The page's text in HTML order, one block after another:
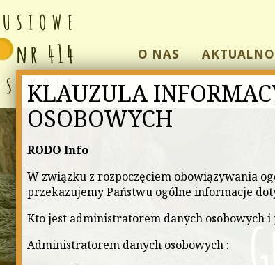
O NAS
KLAUZULA
OSOBOWYCH
RODO Info
W związku z rozpoczęciem obowiązywania
przekazujemy Państwu ogólne informacje
Kto jest administratorem danych osobowych
Administratorem danych osobowych :